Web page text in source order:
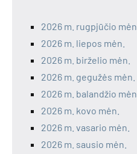
2026 m. rugpjūčio mėn.
2026 m. liepos mėn.
2026 m. birželio mėn.
2026 m. gegužės mėn.
2026 m. balandžio mėn.
2026 m. kovo mėn.
2026 m. vasario mėn.
2026 m. sausio mėn.